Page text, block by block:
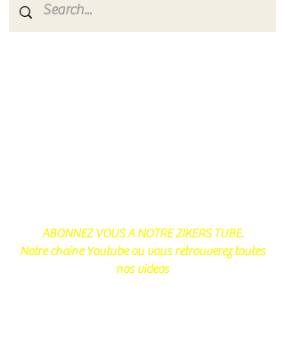
ABONNEZ VOUS A NOTRE ZIKERS TUBE.
Notre chaine Youtube ou vous retrouverez toutes
nos videos